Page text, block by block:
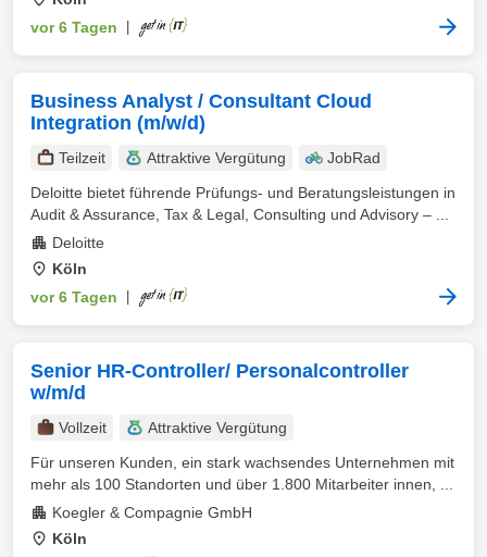
vor 6 Tagen
Business Analyst / Consultant Cloud
Integration (m/w/d)
Teilzeit Attraktive Vergütung
JobRad
Deloitte bietet führende Prüfungs- und Beratungsleistungen in
Audit & Assurance, Tax & Legal, Consulting und Advisory – ...
Deloitte
Köln
vor 6 Tagen
Senior HR-Controller/ Personalcontroller
w/m/d
Vollzeit
Attraktive Vergütung
Für unseren Kunden, ein stark wachsendes Unternehmen mit
mehr als 100 Standorten und über 1.800 Mitarbeiter innen, ...
Koegler & Compagnie GmbH
Köln